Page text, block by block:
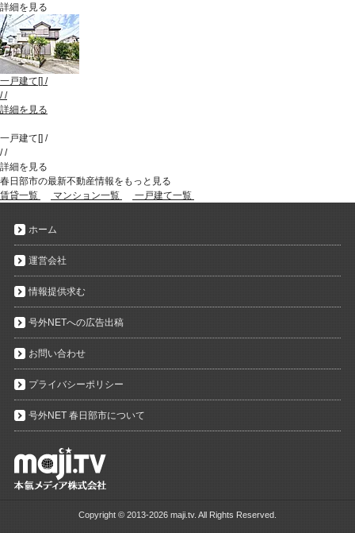
詳細を見る
一戸建て[] /
//
詳細を見る
一戸建て[] /
//
詳細を見る
春日部市の最新不動産情報をもっと見る
賃貸一覧
マンション一覧 一戸建て一覧
ホーム
運営会社
情報提供求む
号外NETへの広告出稿
お問い合わせ
プライバシーポリシー
号外NET 春日部市について
Copyright © 2013-2026 maji.tv. All Rights Reserved.